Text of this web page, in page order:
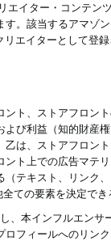
イター・コンテン
す。該当するアマゾ
エイターとして登
ト、ストアフロン
び利益（知的財産
は、ストアフロン
ト上での広告マテ
テキスト、リンク
ての要素を決定で
本インフルエンサ
フィールへのリン